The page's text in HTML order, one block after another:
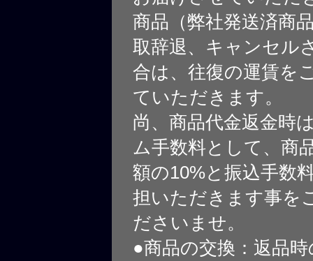
商品（弊社発送済商
取辞退、キャンセル
合は、往復の運賃を
ていただきます。
尚、商品代金返金時
ム手数料として、商
額の10%と振込手数
担いただきます事を
ださいませ。
●商品の交換：返品